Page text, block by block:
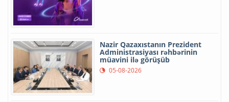
Nazir Qazaxıstanın Prezident
Administrasiyası rəhbərinin
müavini ilə görüşüb
05-08-2026